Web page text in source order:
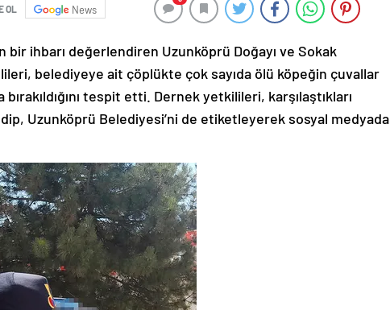
OL News
bir ihbarı değerlendiren Uzunköprü Doğayı ve Sokak
belediyeye ait çöplükte çok sayıda ölü köpeğin çuvallar
tespit etti. Dernek yetkilileri, karşılaştıkları
Uzunköprü Belediyesi’ni de etiketleyerek sosyal medyada